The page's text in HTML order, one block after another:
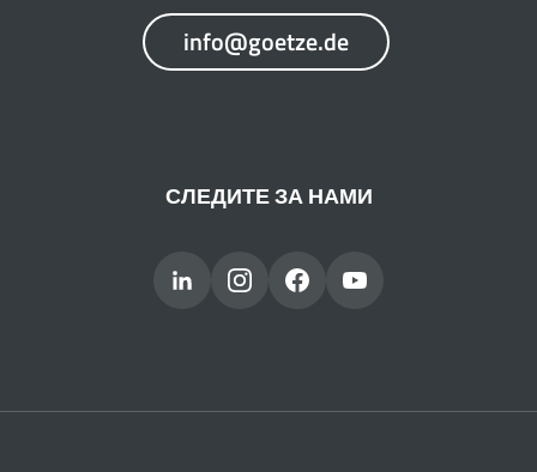
info@goetze.de
СЛЕДИТЕ ЗА НАМИ